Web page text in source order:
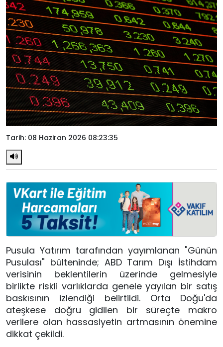
Tarih: 08 Haziran 2026 08:23:35
Pusula Yatırım tarafından yayımlanan "Günün
Pusulası" bülteninde; ABD Tarım Dışı İstihdam
verisinin beklentilerin üzerinde gelmesiyle
birlikte riskli varlıklarda genele yayılan bir satış
baskısının izlendiği belirtildi. Orta Doğu'da
ateşkese doğru gidilen bir süreçte makro
verilere olan hassasiyetin artmasının önemine
dikkat çekildi.